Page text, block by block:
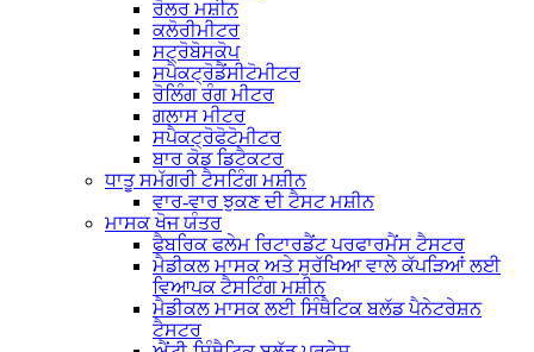
ਰੋਲਰ ਮਸ਼ੀਨ
ਕਲੋਰੀਮੀਟਰ
ਸਟ੍ਰੋਬੋਸਕੋਪ
ਸਪੈਕਟ੍ਰੋਡੈਂਸੀਟੋਮੀਟਰ
ਰੋਲਿੰਗ ਰੰਗ ਮੀਟਰ
ਗਲਾਸ ਮੀਟਰ
ਸਪੈਕਟ੍ਰੋਫੋਟੋਮੀਟਰ
ਬਾਰ ਕੋਡ ਡਿਟੈਕਟਰ
ਧਾਤੂ ਸਮੱਗਰੀ ਟੈਸਟਿੰਗ ਮਸ਼ੀਨ
ਵਾਰ-ਵਾਰ ਝੁਕਣ ਦੀ ਟੈਸਟ ਮਸ਼ੀਨ
ਮਾਸਕ ਖੋਜ ਯੰਤਰ
ਫੈਬਰਿਕ ਫਲੇਮ ਰਿਟਾਰਡੈਂਟ ਪਰਫਾਰਮੈਂਸ ਟੈਸਟਰ
ਮੈਡੀਕਲ ਮਾਸਕ ਅਤੇ ਸੁਰੱਖਿਆ ਵਾਲੇ ਕੱਪੜਿਆਂ ਲਈ
ਵਿਆਪਕ ਟੈਸਟਿੰਗ ਮਸ਼ੀਨ
ਮੈਡੀਕਲ ਮਾਸਕ ਲਈ ਸਿੰਥੈਟਿਕ ਬਲੱਡ ਪੈਨੇਟਰੇਸ਼ਨ
ਟੈਸਟਰ